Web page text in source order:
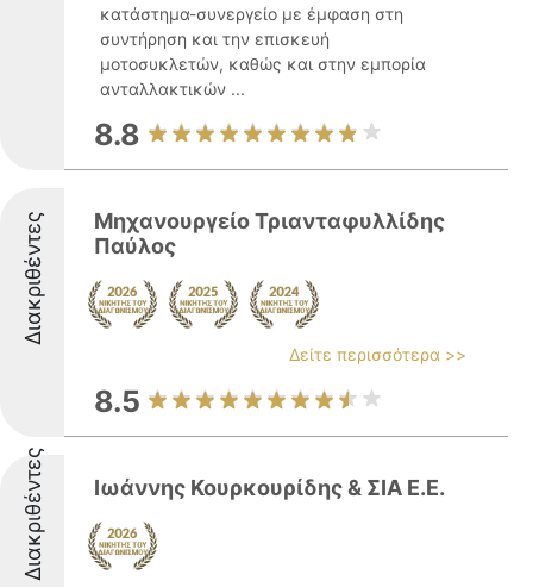
κατάστημα-συνεργείο με έμφαση στη
συντήρηση και την επισκευή
μοτοσυκλετών, καθώς και στην εμπορία
ανταλλακτικών ...
8.8
Διακριθέντες
Μηχανουργείο Τριανταφυλλίδης
Παύλος
Δείτε περισσότερα >>
8.5
Διακριθέντες Ιωάννης Κουρκουρίδης & ΣΙΑ E.Ε.